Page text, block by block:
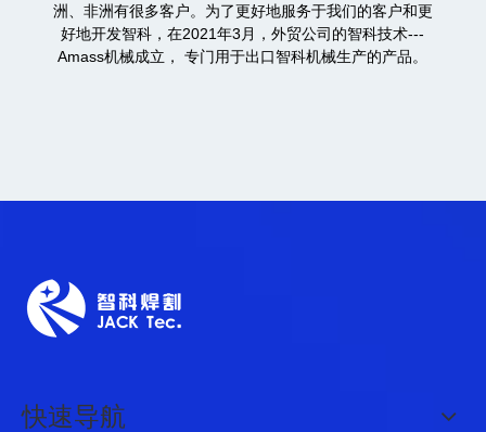
洲、非洲有很多客户。为了更好地服务于我们的客户和更
好地开发智科，在2021年3月，外贸公司的智科技术---
Amass机械成立， 专门用于出口智科机械生产的产品。
快速导航